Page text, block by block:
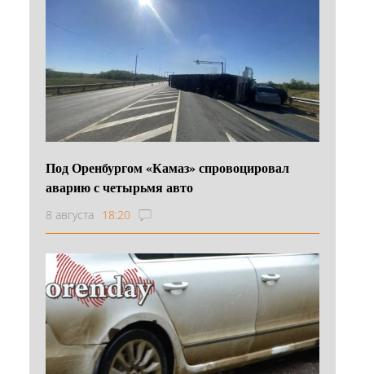
Под Оренбургом «Камаз» спровоцировал
аварию с четырьмя авто
8 августа 18:20